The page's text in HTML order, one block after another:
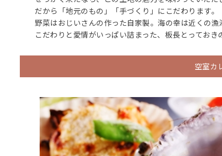
だから「地元のもの」「手づくり」にこだわります。
野菜はおじいさんの作った自家製。海の幸は近くの漁
こだわりと愛情がいっぱい詰まった、板長とっておき
空室カ